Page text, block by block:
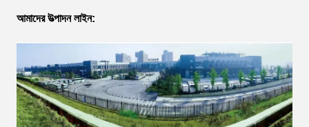
আমাদের উত্পাদন লাইন: